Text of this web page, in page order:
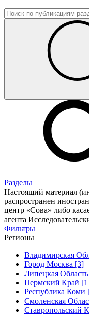
Разделы
Настоящий материал
распространен
центр «Сова» либо
агента
Фильтры
Регионы
Владимирская
Город Москва [3]
Липецкая
Пермский Край
Республика Коми
Смоленская
Ставропольский